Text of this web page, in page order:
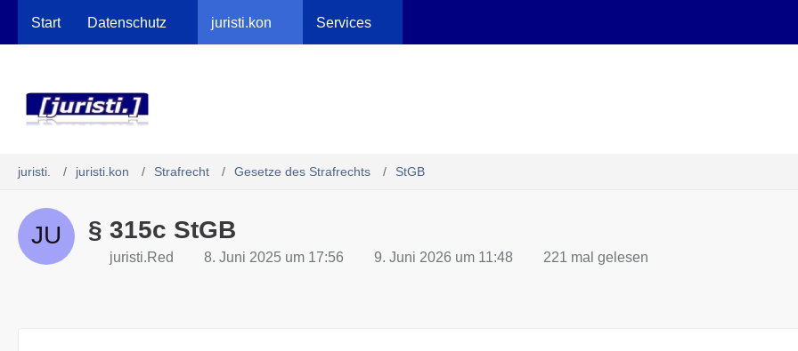
Start Datenschutz juristi.kon Services
juristi. juristi.kon Strafrecht Gesetze des Strafrechts StGB
§ 315c StGB
juristi.Red 8. Juni 2025 um 17:56 9. Juni 2026 um 11:48 221 mal gelesen